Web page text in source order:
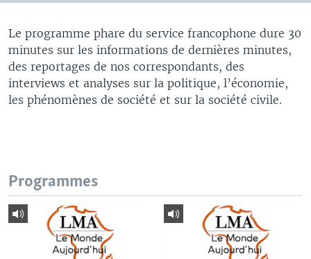
Le programme phare du service francophone dure 30
minutes sur les informations de dernières minutes,
des reportages de nos correspondants, des
interviews et analyses sur la politique, l’économie,
les phénomènes de société et sur la société civile.
Programmes